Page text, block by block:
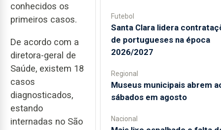
conhecidos os
primeiros casos.
De acordo com a
diretora-geral de
Saúde, existem 18
casos
diagnosticados,
estando
internadas no São
Futebol
Santa Clara lidera
de portugueses na época
2026/2027
Regional
Museus municipais abrem
sábados em agosto
Nacional